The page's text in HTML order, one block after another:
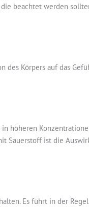
beachtet werden
des Körpers auf das
höheren
Sauerstoff ist die
Es führt in der